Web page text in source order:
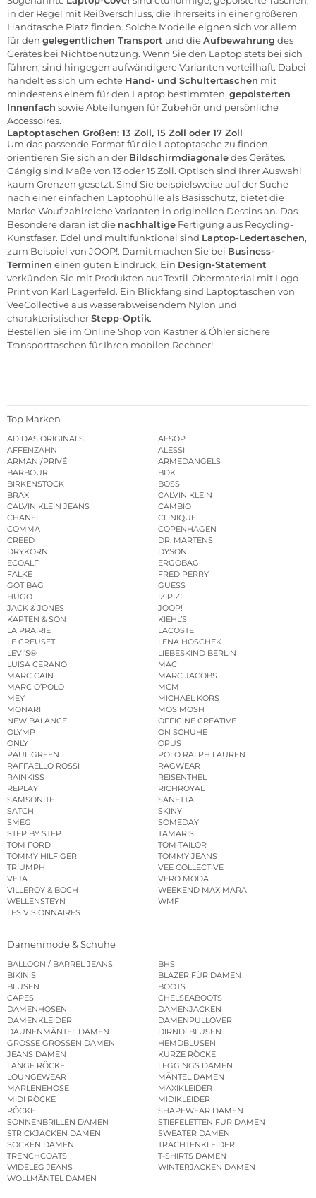
in der Regel mit Reißverschluss, die ihrerseits in einer größeren
Handtasche Platz finden. Solche Modelle eignen sich vor allem
für den gelegentlichen Transport und dieAufbewahrung des
Gerätes bei Nichtbenutzung. Wenn Sie den Laptop stets bei sich
führen, sind hingegen aufwändigere Varianten vorteilhaft. Dabei
handelt es sich um echte Hand- und Schultertaschen mit
mindestens einem für den Laptop bestimmten, gepolsterten
Innenfach sowie Abteilungen für Zubehör und persönliche
Accessoires.
Laptoptaschen Größen: 13 Zoll, 15 Zoll oder 17 Zoll
Um das passende Format für die Laptoptasche zu finden,
orientieren Sie sich an der Bildschirmdiagonaledes Gerätes.
Gängig sind Maße von 13 oder 15 Zoll. Optisch sind Ihrer Auswahl
kaum Grenzen gesetzt. Sind Sie beispielsweise auf der Suche
nach einer einfachen Laptophülle als Basisschutz, bietet die
MarkeWoufzahlreiche Varianten in originellen Dessins an. Das
Besondere daran ist die nachhaltige Fertigung aus Recycling-
Kunstfaser. Edel und multifunktional sind Laptop-Ledertaschen,
zum Beispiel von JOOP!. Damit machen Sie bei Business-
Terminen einen guten Eindruck. Ein Design-Statement
verkünden Sie mit Produkten aus Textil-Obermaterial mit Logo-
Print von Karl Lagerfeld. Ein Blickfang sind Laptoptaschen von
VeeCollectiveaus wasserabweisendem Nylon und
charakteristischerStepp-Optik.
Bestellen Sie im Online Shop von Kastner & Öhlersichere
Transporttaschen für Ihren mobilen Rechner!
Top Marken
ADIDAS ORIGINALS
AESOP
AFFENZAHN
ALESSI
ARMANI/PRIVÉ
ARMEDANGELS
BARBOUR
BDK
BIRKENSTOCK
BOSS
BRAX
CALVIN KLEIN
CALVIN KLEIN JEANS
CAMBIO
CHANEL
CLINIQUE
COMMA
COPENHAGEN
CREED
DR. MARTENS
DRYKORN
DYSON
ECOALF
ERGOBAG
FALKE
FRED PERRY
GOT BAG
GUESS
HUGO
IZIPIZI
JACK & JONES
JOOP!
KAPTEN & SON
KIEHL’S
LA PRAIRIE
LACOSTE
LE CREUSET
LENA HOSCHEK
LEVI’S®
LIEBESKIND BERLIN
LUISA CERANO
MAC
MARC CAIN
MARC JACOBS
MARC O’POLO
MCM
MEY
MICHAEL KORS
MONARI
MOS MOSH
NEW BALANCE
OFFICINE CREATIVE
OLYMP
ON SCHUHE
ONLY
OPUS
PAUL GREEN
POLO RALPH LAUREN
RAFFAELLO ROSSI
RAGWEAR
RAINKISS
REISENTHEL
REPLAY
RICHROYAL
SAMSONITE
SANETTA
SATCH
SKINY
SMEG
SOMEDAY
STEP BY STEP
TAMARIS
TOM FORD
TOM TAILOR
TOMMY HILFIGER
TOMMY JEANS
TRIUMPH
VEE COLLECTIVE
VEJA
VERO MODA
VILLEROY & BOCH
WEEKEND MAX MARA
WELLENSTEYN
WMF
LES VISIONNAIRES
Damenmode & Schuhe
BALLOON / BARREL JEANS
BHS
BIKINIS
BLAZER FÜR DAMEN
BLUSEN
BOOTS
CAPES
CHELSEABOOTS
DAMENHOSEN
DAMENJACKEN
DAMENKLEIDER
DAMENPULLOVER
DAUNENMÄNTEL DAMEN
DIRNDLBLUSEN
GROSSE GRÖSSEN DAMEN
HEMDBLUSEN
JEANS DAMEN
KURZE RÖCKE
LANGE RÖCKE
LEGGINGS DAMEN
LOUNGEWEAR
MÄNTEL DAMEN
MARLENEHOSE
MAXIKLEIDER
MIDI RÖCKE
MIDIKLEIDER
RÖCKE
SHAPEWEAR DAMEN
SONNENBRILLEN DAMEN
STIEFELETTEN FÜR DAMEN
STRICKJACKEN DAMEN
SWEATER DAMEN
SOCKEN DAMEN
TRACHTENKLEIDER
TRENCHCOATS
T-SHIRTS DAMEN
WIDELEG JEANS
WINTERJACKEN DAMEN
WOLLMÄNTEL DAMEN